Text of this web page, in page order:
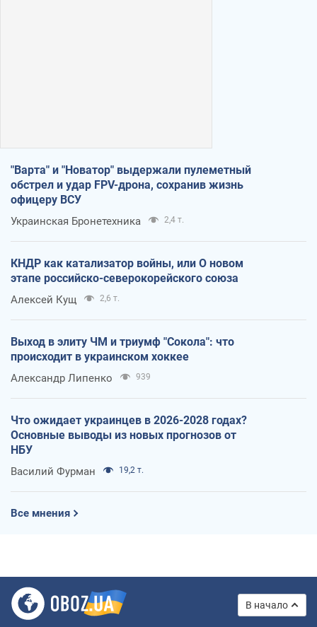
"Варта" и "Новатор" выдержали пулеметный
обстрел и удар FPV-дрона, сохранив жизнь
офицеру ВСУ
Украинская Бронетехника 2,4 т.
КНДР как катализатор войны, или О новом
этапе российско-северокорейского союза
Алексей Кущ 2,6 т.
Выход в элиту ЧМ и триумф "Сокола": что
происходит в украинском хоккее
Александр Липенко 939
Что ожидает украинцев в 2026-2028 годах?
Основные выводы из новых прогнозов от
НБУ
Василий Фурман 19,2 т.
Все мнения
В начало